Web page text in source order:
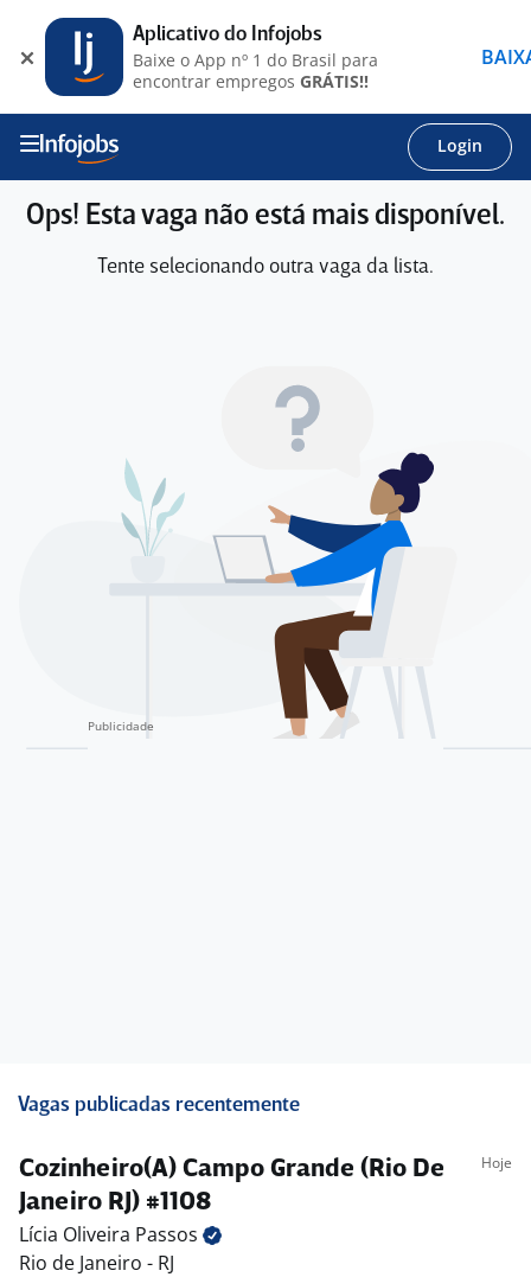
Login
Ops! Esta vaga não está mais disponível.
Tente selecionando outra vaga da lista.
Vagas publicadas recentemente
Cozinheiro(A) Campo Grande (Rio De
Janeiro RJ) #1108
Hoje
Lícia Oliveira Passos
Rio de Janeiro - RJ
Aplicativo do Infojobs
Baixe o App nº 1 do Brasil para
encontrar empregos GRÁTIS!!